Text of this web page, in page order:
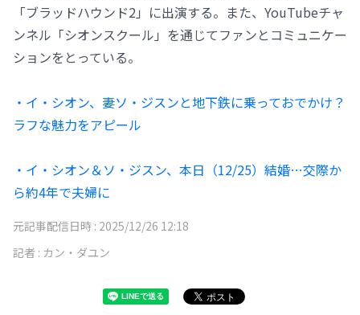
「ブラッドハウンド2」に出演する。また、YouTubeチャ
ンネル「シオンスクール」を通じてファンとコミュニケー
ションをとっている。
・イ・シオン、妻ソ・ジスンと地下鉄に乗っておでかけ？
ラフな魅力をアピール
・イ・シオン＆ソ・ジスン、本日（12/25）結婚…交際か
ら約4年で夫婦に
元記事配信日時 : 2025/12/26 12:18
記者 : カン・ダユン